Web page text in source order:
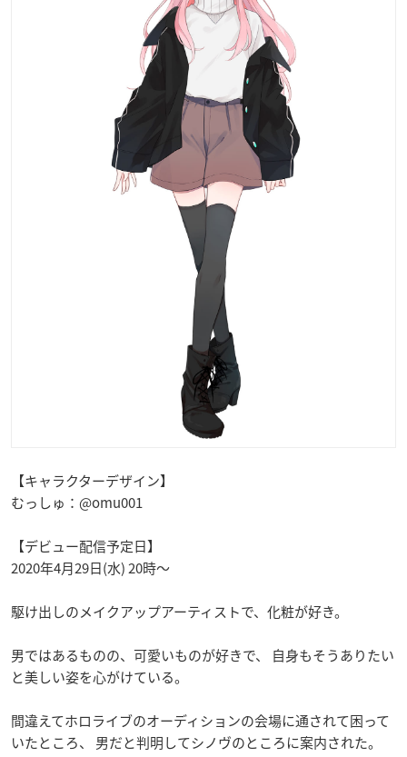
【キャラクターデザイン】
むっしゅ：@omu001
【デビュー配信予定日】
2020年4月29日(水) 20時〜
駆け出しのメイクアップアーティストで、化粧が好き。
男ではあるものの、可愛いものが好きで、 自身もそうありたい
と美しい姿を心がけている。
間違えてホロライブのオーディションの会場に通されて困って
いたところ、 男だと判明してシノヴのところに案内された。